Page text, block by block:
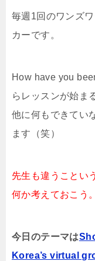
毎週1回のワンズ
カーです。
How have you
らレッスンが始ま
他に何もできてい
ます（笑）
先生も違うことい
何か考えておこう。
今日のテーマは
Korea’s virtual